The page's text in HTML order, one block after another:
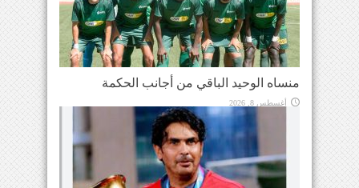
منساه الوحيد الباقي من أجانب الحكمة
أغسطس 8, 2026